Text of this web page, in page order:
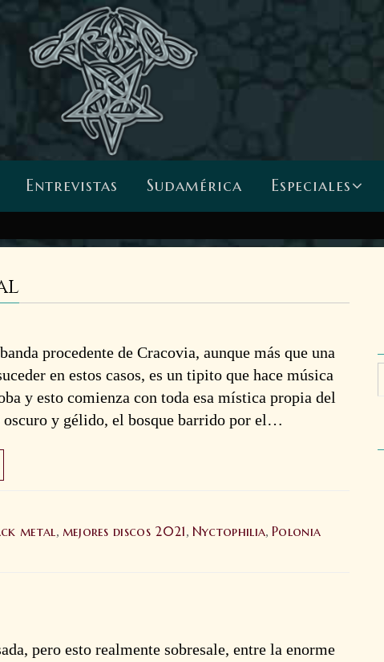
Entrevistas Sudamérica Especiales
procedente de Cracovia, aunque más que una
en estos casos, es un tipito que hace música
y esto comienza con toda esa mística propia del
oscuro y gélido, el bosque barrido por el…
metal, mejores discos 2021, Nyctophilia,Polonia
pero esto realmente sobresale, entre la enorme